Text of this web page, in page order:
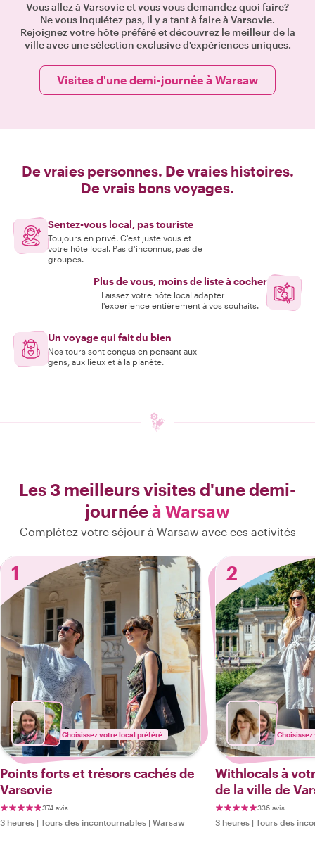
Vous allez à Varsovie et vous vous demandez quoi faire?
Ne vous inquiétez pas, il y a tant à faire à Varsovie.
Rejoignez votre hôte préféré et découvrez le meilleur de la
ville avec une sélection exclusive d'expériences uniques.
Visites d'une demi-journée à Warsaw
De vraies personnes. De vraies histoires.
De vrais bons voyages.
Sentez-vous local, pas touriste
Toujours en privé. C'est juste vous et
votre hôte local. Pas d'inconnus, pas de
groupes.
Plus de vous, moins de liste à cocher
Laissez votre hôte local adapter
l'expérience entièrement à vos souhaits.
Un voyage qui fait du bien
Nos tours sont conçus en pensant aux
gens, aux lieux et à la planète.
Les 3 meilleurs visites d'une demi-
journéeà Warsaw
Complétez votre séjour à Warsaw avec ces activités
1
Choisissez votre local préféré
Points forts et trésors cachés de
Varsovie
374 avis
3 heures | Tours des incontournables | Warsaw
2
Withlocals à
de la ville de
336 avis
3 heures | Tours des